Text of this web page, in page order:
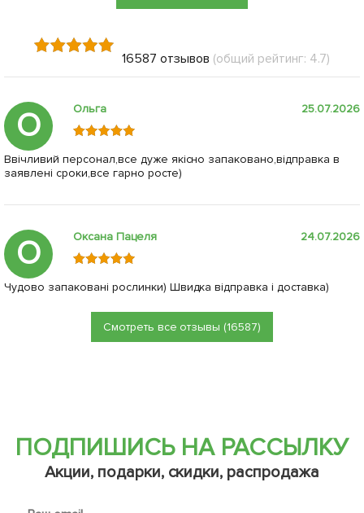
16587 отзывов (общий рейтинг: 4.7)
О Ольга 25.07.2026
Ввічливий персонал,все дуже якісно запаковано,відправка в
заявлені сроки,все гарно росте)
О Оксана Пацеля 24.07.2026
Чудово запаковані рослинки) Швидка відправка і доставка)
Смотреть все отзывы (16587)
ПОДПИШИСЬ НА РАССЫЛКУ
Акции, подарки, скидки, распродажа